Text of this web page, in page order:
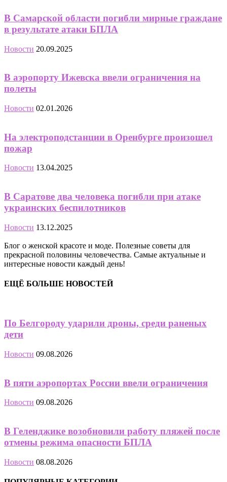
В Самарской области погибли мирные граждане
в результате атаки БПЛА
Новости 20.09.2025
В аэропорту Ижевска ввели ограничения на
полеты
Новости 02.01.2026
На электроподстанции в Оренбурге произошел
пожар
Новости 13.04.2025
В Саратове два человека погибли при атаке
украинских беспилотников
Новости 13.12.2025
Блог о женской красоте и моде. Полезные советы для
прекрасной половины человечества. Самые актуальные и
интересные новости каждый день!
ЕЩЁ БОЛЬШЕ НОВОСТЕЙ
По Белгороду ударили дроны, среди раненых
дети
Новости 09.08.2026
В пяти аэропортах России ввели ограничения
Новости 09.08.2026
В Геленджике возобновили работу пляжей после
отмены режима опасности БПЛА
Новости 08.08.2026